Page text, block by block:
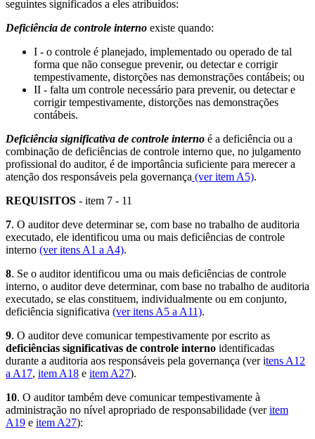
seguintes significados a eles atribuídos:
Deficiência de controle interno existe quando:
I - o controle é planejado, implementado ou operado de tal
forma que não consegue prevenir, ou detectar e corrigir
tempestivamente, distorções nas demonstrações contábeis; ou
II - falta um controle necessário para prevenir, ou detectar e
corrigir tempestivamente, distorções nas demonstrações
contábeis.
Deficiência significativa de controle interno é a deficiência ou a
combinação de deficiências de controle interno que, no julgamento
profissional do auditor, é de importância suficiente para merecer a
atenção dos responsáveis pela governança (ver item A5).
REQUISITOS - item 7 - 11
7. O auditor deve determinar se, com base no trabalho de auditoria
executado, ele identificou uma ou mais deficiências de controle
interno (ver itens A1 a A4).
8. Se o auditor identificou uma ou mais deficiências de controle
interno, o auditor deve determinar, com base no trabalho de auditoria
executado, se elas constituem, individualmente ou em conjunto,
deficiência significativa (ver itens A5 a A11).
9. O auditor deve comunicar tempestivamente por escrito as
deficiências significativas de controle interno identificadas
durante a auditoria aos responsáveis pela governança (ver itens A12
a A17, item A18 e item A27).
10. O auditor também deve comunicar tempestivamente à
administração no nível apropriado de responsabilidade (veritem
A19 e item A27):